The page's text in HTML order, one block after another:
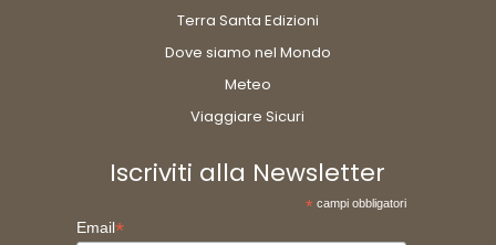
Terra Santa Edizioni
Dove siamo nel Mondo
Meteo
Viaggiare Sicuri
Iscriviti alla Newsletter
* campi obbligatori
Email*